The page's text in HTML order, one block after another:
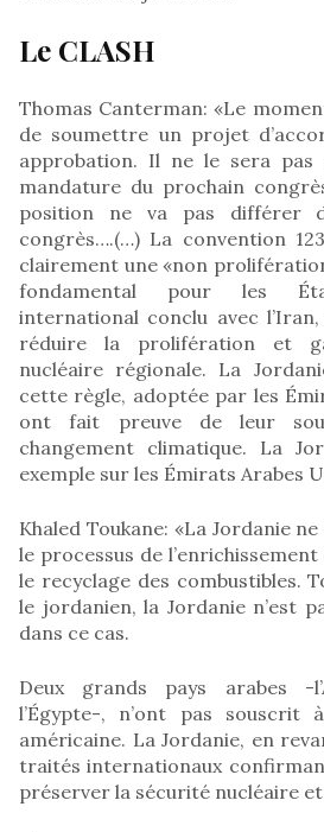
Le CLASH
Thomas Canterman: «Le
de soumettre un projet
approbation. Il ne le sera
mandature du prochain
position ne va pas différer
congrès….(…) La convention
clairement une «non
fondamental pour les
international conclu avec
réduire la prolifération et
nucléaire régionale. La
cette règle, adoptée par les
ont fait preuve de leur
changement climatique. La
exemple sur les Émirats Arabes
Khaled Toukane: «La Jordanie
le processus de
le recyclage des combustibles.
le jordanien, la Jordanie n’est
dans ce cas.
Deux grands pays arabes -
l’Égypte-, n’ont pas souscrit
américaine. La Jordanie, en
traités internationaux
préserver la sécurité nucléaire